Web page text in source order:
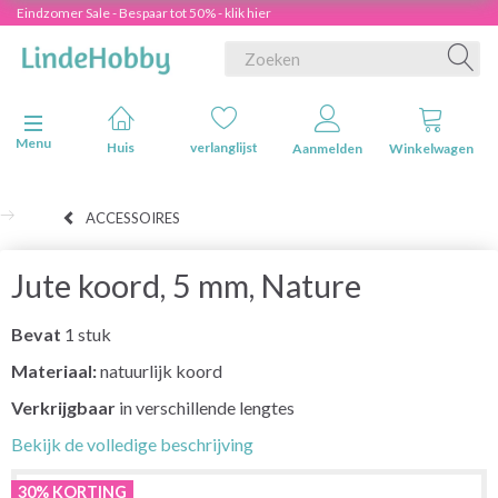
Eindzomer Sale - Bespaar tot 50% - klik hier
Navigatie in-/uitschakelen
Menu
Huis verlanglijst Aanmelden Winkelwagen
ACCESSOIRES
Jute koord, 5 mm, Nature
Bevat 1 stuk
Materiaal:natuurlijk koord
Verkrijgbaar in verschillende lengtes
Bekijk de volledige beschrijving
30% KORTING